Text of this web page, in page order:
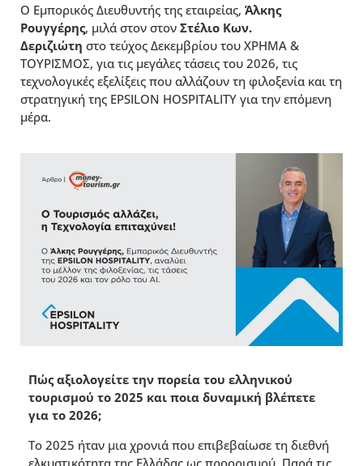
Ο Εµπορικός Διευθυντής της εταιρείας, Άλκης
Ρουγγέρης, µιλά στον στον Στέλιο Κων.
Δεριζιώτη στο τεύχος Δεκεμβρίου του ΧΡΗΜΑ &
ΤΟΥΡΙΣΜΟΣ, για τις µεγάλες τάσεις του 2026, τις
τεχνολογικές εξελίξεις που αλλάζουν τη φιλοξενία και τη
στρατηγική της EPSILON HOSPITALITY για την επόµενη
µέρα.
Πώς αξιολογείτε την πορεία του ελληνικού
τουρισµού το 2025 και ποια δυναµική βλέπετε
για το 2026;
Το 2025 ήταν µια χρονιά που επιβεβαίωσε τη διεθνή
ελκυστικότητα της Ελλάδας ως προορισµού. Παρά τις